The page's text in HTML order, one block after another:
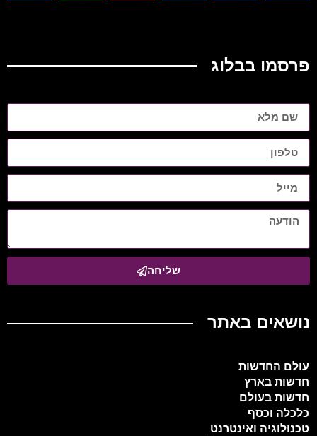
פרסמו בבלוג
שליחה
נושאים באתר
עולם החדשות
חדשות בארץ
חדשות בעולם
כלכלה וכסף
טכנולוגיה ואינטרנט